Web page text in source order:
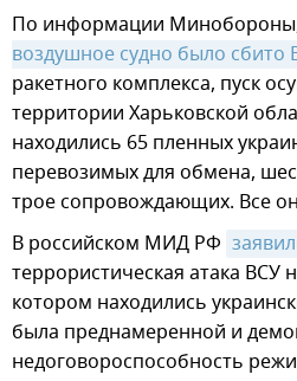
По информации
воздушное судно было сбито
ракетного комплекса, пуск
территории Харьковской
находились 65 пленных
перевозимых для обмена,
трое сопровождающих. Все
В российском МИД РФ
террористическая атака ВСУ
котором находились
была преднамеренной и
недоговороспособность